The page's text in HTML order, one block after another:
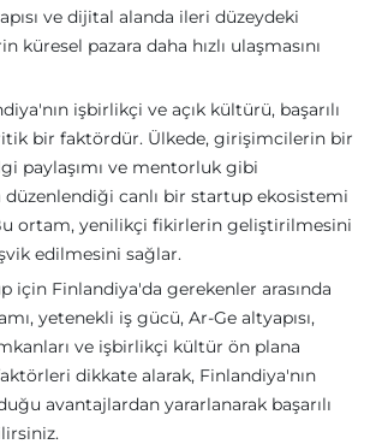
ve dijital alanda ileri düzeydeki
küresel pazara daha hızlı ulaşmasını
işbirlikçi ve açık kültürü, başarılı
bir faktördür. Ülkede, girişimcilerin bir
paylaşımı ve mentorluk gibi
düzenlendiği canlı bir startup ekosistemi
ortam, yenilikçi fikirlerin geliştirilmesini
edilmesini sağlar.
için Finlandiya'da gerekenler arasında
yetenekli iş gücü, Ar-Ge altyapısı,
ve işbirlikçi kültür ön plana
dikkate alarak, Finlandiya'nın
avantajlardan yararlanarak başarılı